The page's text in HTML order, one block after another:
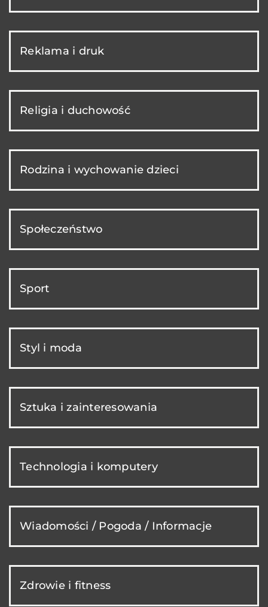
Reklama i druk
Religia i duchowość
Rodzina i wychowanie dzieci
Społeczeństwo
Sport
Styl i moda
Sztuka i zainteresowania
Technologia i komputery
Wiadomości / Pogoda / Informacje
Zdrowie i fitness